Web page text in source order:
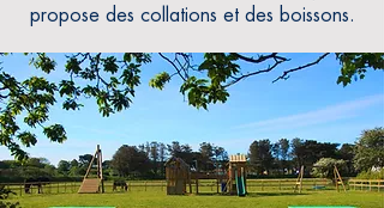
propose des collations et des boissons.